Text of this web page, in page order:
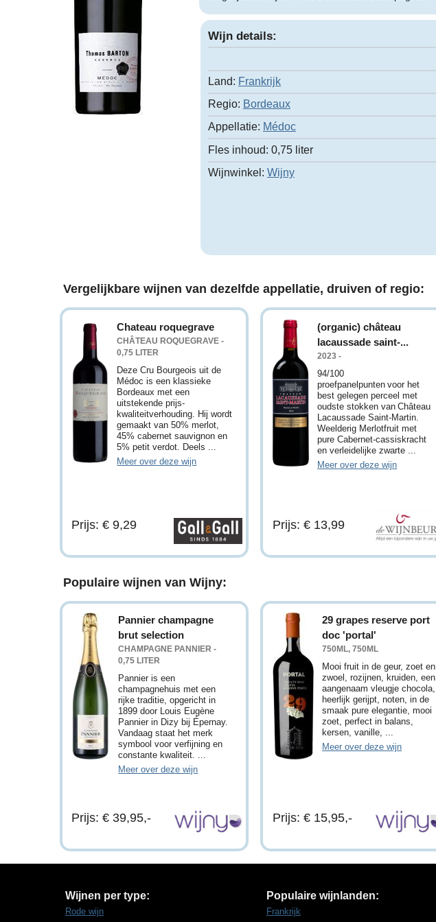
Wijn details:
Land: Frankrijk
Regio: Bordeaux
Appellatie: Médoc
Fles inhoud: 0,75 liter
Wijnwinkel: Wijny
Vergelijkbare wijnen van dezelfde appellatie, druiven of regio:
Chateau roquegrave
CHÂTEAU ROQUEGRAVE -
0,75 LITER
Deze Cru Bourgeois uit de
Médoc is een klassieke
Bordeaux met een
uitstekende prijs-
kwaliteitverhouding. Hij wordt
gemaakt van 50% merlot,
45% cabernet sauvignon en
5% petit verdot. Deels ...
Meer over deze wijn
Prijs: € 9,29
(organic) château
lacaussade saint-...
2023 -
94/100
proefpanelpunten voor het
best gelegen perceel met
oudste stokken van Château
Lacaussade Saint-Martin.
Weelderig Merlotfruit met
pure Cabernet-cassiskracht
en verleidelijke zwarte ...
Meer over deze wijn
Prijs: € 13,99
Populaire wijnen van Wijny:
Pannier champagne
brut selection
CHAMPAGNE PANNIER -
0,75 LITER
Pannier is een
champagnehuis met een
rijke traditie, opgericht in
1899 door Louis Eugène
Pannier in Dizy bij Épernay.
Vandaag staat het merk
symbool voor verfijning en
constante kwaliteit. ...
Meer over deze wijn
Prijs: € 39,95,-
29 grapes reserve port
doc 'portal'
750ML, 750ML
Mooi fruit in de geur, zoet en
zwoel, rozijnen, kruiden, een
aangenaam vleugje chocola,
heerlijk gerijpt, noten, in de
smaak pure elegantie, mooi
zoet, perfect in balans,
kersen, vanille, ...
Meer over deze wijn
Prijs: € 15,95,-
Wijnen per type:
Rode wijn
Populaire wijnlanden:
Frankrijk